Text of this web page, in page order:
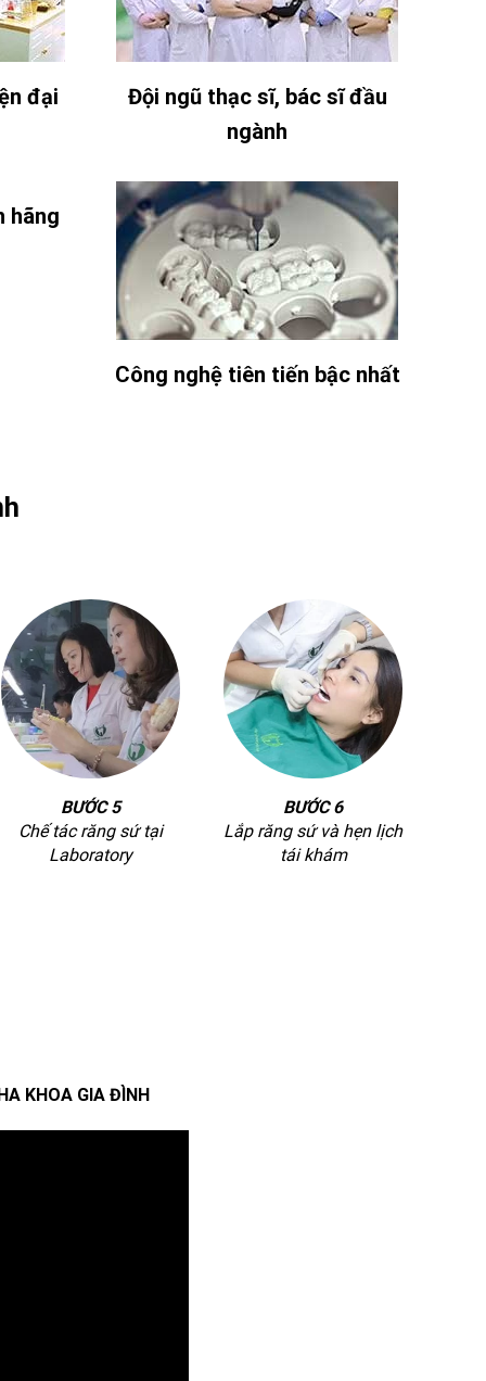
đại
Đội ngũ thạc sĩ, bác sĩ đầu
ngành
hãng
Công nghệ tiên tiến bậc nhất
BƯỚC 5
Chế tác răng sứ tại
Laboratory
BƯỚC 6
Lắp răng sứ và hẹn lịch
tái khám
KHOA GIA ĐÌNH